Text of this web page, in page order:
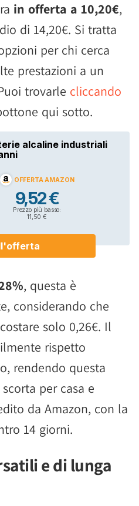
in offerta a 10,20€,
di 14,20€. Si tratta
per chi cerca
prestazioni a un
trovarle cliccando
qui sotto.
, questa è
considerando che
solo 0,26€. Il
rispetto
rendendo questa
per casa e
da Amazon, con la
14 giorni.
e di lunga